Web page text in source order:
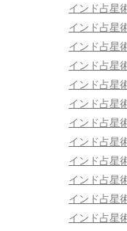
インド占
インド占
インド占
インド占
インド占
インド占
インド占
インド占
インド占
インド占
インド占
インド占